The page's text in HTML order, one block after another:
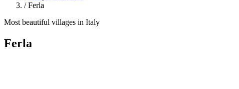
/ Ferla
Most beautiful villages in Italy
Ferla